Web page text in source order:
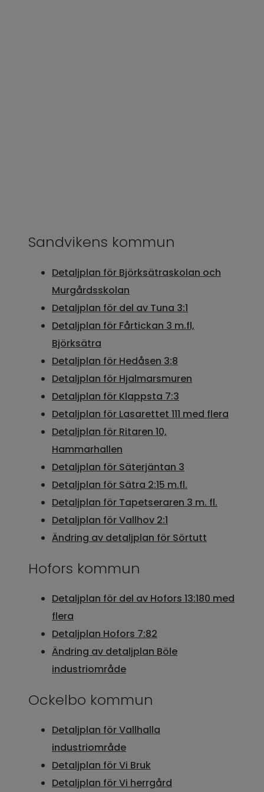
Sandvikens kommun
Detaljplan för Björksätraskolan och
Murgårdsskolan
Detaljplan för del av Tuna 3:1
Detaljplan för Fårtickan 3 m.fl,
Björksätra
Detaljplan för Hedåsen 3:8
Detaljplan för Hjalmarsmuren
Detaljplan för Klappsta 7:3
Detaljplan för Lasarettet 111 med flera
Detaljplan för Ritaren 10,
Hammarhallen
Detaljplan för Säterjäntan 3
Detaljplan för Sätra 2:15 m.fl.
Detaljplan för Tapetseraren 3 m. fl.
Detaljplan för Vallhov 2:1
Ändring av detaljplan för Sörtutt
Hofors kommun
Detaljplan för del av Hofors 13:180 med
flera
Detaljplan Hofors 7:82
Ändring av detaljplan Böle
industriområde
Ockelbo kommun
Detaljplan för Vallhalla
industriområde
Detaljplan för Vi Bruk
Detaljplan för Vi herrgård